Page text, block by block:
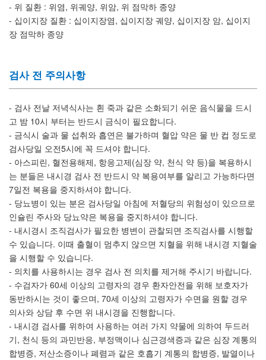
- 위 질환 : 위염, 위궤양, 위암, 위 점막하 종양
- 십이지장 질환 : 십이지장염, 십이지장 궤양, 십이지장 암, 십이지
장 점막하 종양
검사 전 주의사항
- 검사 전날 저녁식사는 흰 죽과 같은 소화되기 쉬운 음식물을 드시
고 밤 10시 부터는 반드시 금식이 필요합니다.
- 금식시 술과 물 섭취와 흡연은 불가하며 혈압 약은 물 반 컵 정도로
검사당일 오전5시에 꼭 드셔야 합니다.
- 아스피린, 혈전용해제, 항응고제(심장 약, 천식 약 등)을 복용하시
는 분들은 내시경 검사 전 반드시 약 복용여부를 알리고 가능하다면
7일전 복용을 중지하셔야 합니다.
- 당뇨병이 있는 분은 검사당일 아침에 저혈당의 위험성이 있으므로
인슐린 주사와 당뇨약은 복용을 중지하셔야 합니다.
- 내시경시 조직검사가 필요한 병변이 관찰되면 조직검사를 시행할
수 있습니다. 이때 출혈이 멈추지 않으면 지혈을 위해 내시경 지혈술
을 시행할 수 있습니다.
- 의치를 사용하시는 경우 검사 전 의치를 제거해 주시기 바랍니다.
- 수검자가 60세 이상의 고령자의 경우 환자안전을 위해 보호자가
동반하시는 것이 좋으며, 70세 이상의 고령자가 수면을 원할 경우
의사와 상담 후 수면 위 내시경을 진행합니다.
- 내시경 검사를 위하여 사용하는 여러 가지 약물에 의하여 두드러
기, 천식 등의 과민반응, 부정맥이나 심근경색증과 같은 심장 계통의
합병증, 저산소증이나 폐렴과 같은 호흡기 계통의 합병증, 발열이나